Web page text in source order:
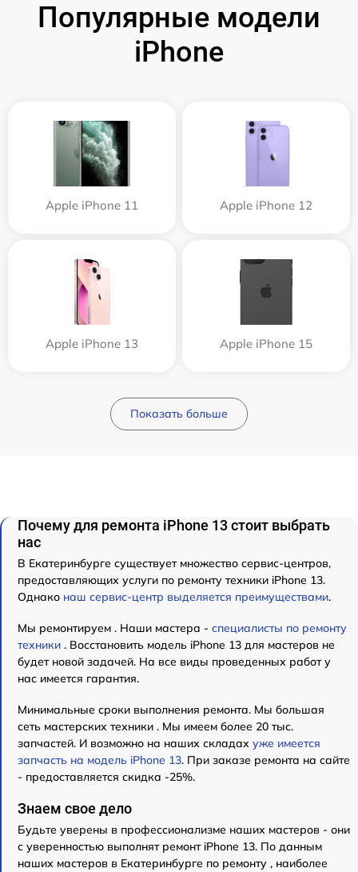
Популярные модели
iPhone
Apple iPhone 11 Apple iPhone 12
Apple iPhone 13 Apple iPhone 15
Показать больше
Почему для ремонта iPhone 13 стоит выбрать
нас
В Екатеринбурге существует множество сервис-центров,
предоставляющих услуги по ремонту техники iPhone 13.
Однако наш сервис-центр выделяется преимуществами.
Мы ремонтируем . Наши мастера - специалисты по ремонту
техники . Восстановить модель iPhone 13 для мастеров не
будет новой задачей. На все виды проведенных работ у
нас имеется гарантия.
Минимальные сроки выполнения ремонта. Мы большая
сеть мастерских техники . Мы имеем более 20 тыс.
запчастей. И возможно на наших складах уже имеется
запчасть на модель iPhone 13. При заказе ремонта на сайте
- предоставляется скидка -25%.
Знаем свое дело
Будьте уверены в профессионализме наших мастеров - они
с уверенностью выполнят ремонт iPhone 13. По данным
наших мастеров в Екатеринбурге по ремонту , наиболее